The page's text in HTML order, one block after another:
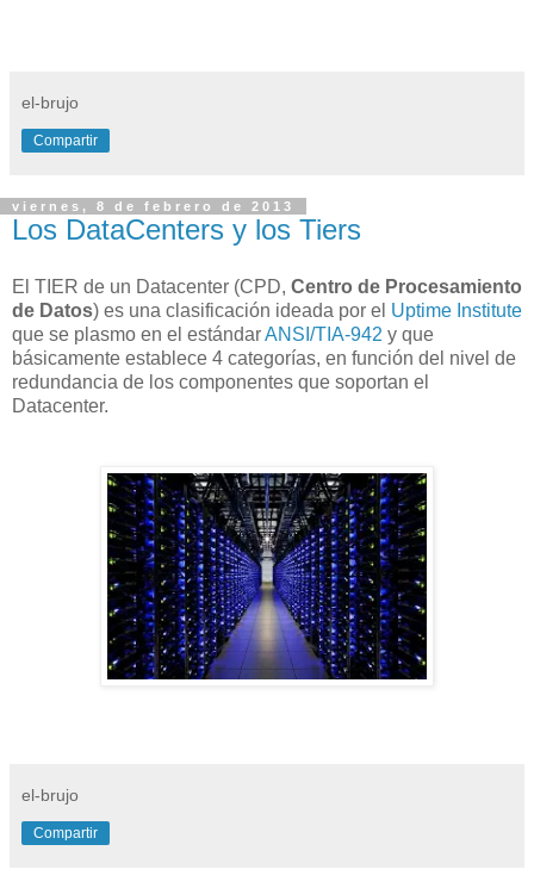
el-brujo
Compartir
viernes, 8 de febrero de 2013
Los DataCenters y los Tiers
El TIER de un Datacenter (CPD, Centro de Procesamiento
de Datos) es una clasificación ideada por el Uptime Institute
que se plasmo en el estándarANSI/TIA-942 y que
básicamente establece 4 categorías, en función del nivel de
redundancia de los componentes que soportan el
Datacenter.
el-brujo
Compartir